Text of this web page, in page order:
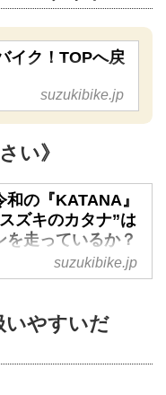
イク！TOPへ戻
き！ その気持ちを
ファンのために役立
フスタイルを様々な
します。貴方のスズ
もっと大きく育ちま
suzukibike.jp
い》
和の『KATANA』
ズキのカタナ”は
を走っているか？
て最高のバイクに仕
、ということを伝え
suzukibike.jp
いやすいだ